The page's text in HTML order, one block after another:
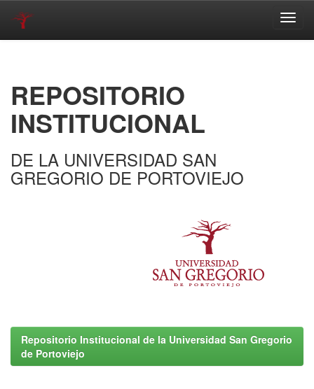
REPOSITORIO
INSTITUCIONAL
DE LA UNIVERSIDAD SAN
GREGORIO DE PORTOVIEJO
Repositorio Institucional de la Universidad San Gregorio
de Portoviejo